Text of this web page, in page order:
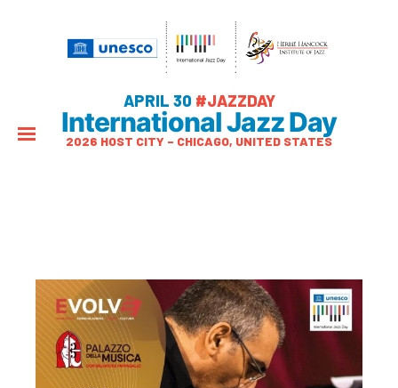
APRIL 30 #JAZZDAY
International Jazz Day
2026 HOST CITY – CHICAGO, UNITED STATES